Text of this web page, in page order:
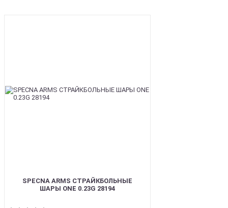
SPECNA ARMS СТРАЙКБОЛЬНЫЕ
ШАРЫ ONE 0.23G 28194